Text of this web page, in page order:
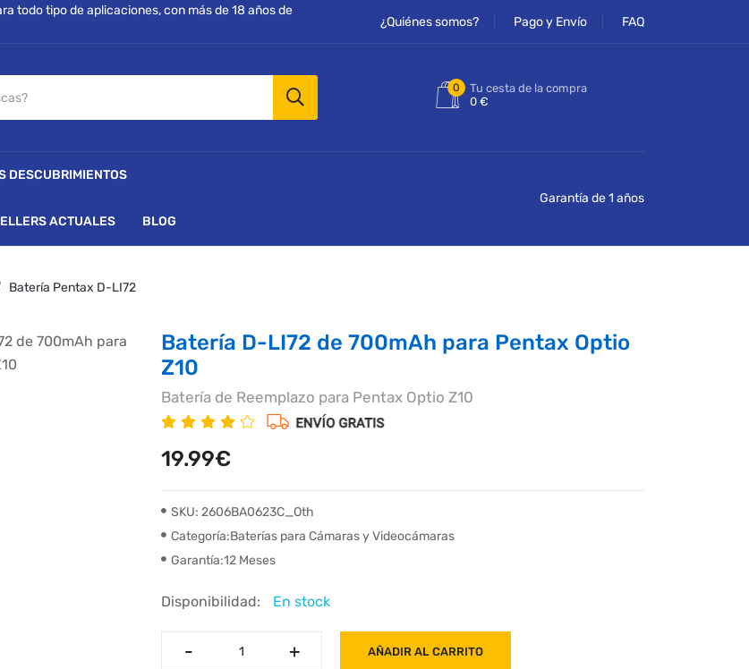
todo tipo de aplicaciones, con más de 18 años de
¿Quiénes somos? Pago y Envío FAQ
0
Tu cesta de la compra
0 €
DESCUBRIMIENTOS
ACTUALES BLOG
Garantía de 1 años
Batería Pentax D-LI72
Batería D-LI72 de 700mAh para Pentax Optio
Z10
Batería de Reemplazo para Pentax Optio Z10
19.99€
SKU: 2606BA0623C_Oth
Categoría:Baterías para Cámaras y Videocámaras
Garantía:12 Meses
Disponibilidad: En stock
- +
- + AÑADIR AL CARRITO